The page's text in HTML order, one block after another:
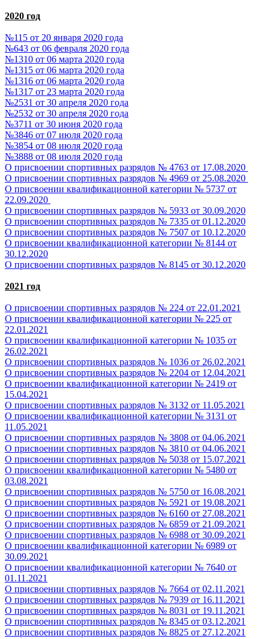
2020 год
№115 от 20 января 2020 года
№643 от 06 февраля 2020 года
№1310 от 06 марта 2020 года
№1315 от 06 марта 2020 года
№1316 от 06 марта 2020 года
№1317 от 23 марта 2020 года
№2531 от 30 апреля 2020 года
№2532 от 30 апреля 2020 года
№3711 от 30 июня 2020 года
№3846 от 07 июля 2020 года
№3854 от 08 июля 2020 года
№3888 от 08 июля 2020 года
О присвоении спортивных разрядов № 4763 от 17.08.2020
О присвоении спортивных разрядов № 4969 от 25.08.2020
О присвоении квалификационной категории № 5737 от
22.09.2020
О присвоении спортивных разрядов № 5933 от 30.09.2020
О присвоении спортивных разрядов № 7335 от 01.12.2020
О присвоении спортивных разрядов № 7507 от 10.12.2020
О присвоении квалификационной категории № 8144 от
30.12.2020
О присвоении спортивных разрядов № 8145 от 30.12.2020
2021 год
О присвоении спортивных разрядов № 224 от 22.01.2021
О присвоении квалификационной категории № 225 от
22.01.2021
О присвоении квалификационной категории № 1035 от
26.02.2021
О присвоении спортивных разрядов № 1036 от 26.02.2021
О присвоении спортивных разрядов № 2204 от 12.04.2021
О присвоении квалификационной категории № 2419 от
15.04.2021
О присвоении спортивных разрядов № 3132 от 11.05.2021
О присвоении квалификационной категории № 3131 от
11.05.2021
О присвоении спортивных разрядов № 3808 от 04.06.2021
О присвоении спортивных разрядов № 3810 от 04.06.2021
О присвоении спортивных разрядов № 5038 от 15.07.2021
О присвоении квалификационной категории № 5480 от
03.08.2021
О присвоении спортивных разрядов № 5750 от 16.08.2021
О присвоении спортивных разрядов № 5921 от 19.08.2021
О присвоении спортивных разрядов № 6160 от 27.08.2021
О присвоении спортивных разрядов № 6859 от 21.09.2021
О присвоении спортивных разрядов № 6988 от 30.09.2021
О присвоении квалификационной категории № 6989 от
30.09.2021
О присвоении квалификационной категории № 7640 от
01.11.2021
О присвоении спортивных разрядов № 7664 от 02.11.2021
О присвоении спортивных разрядов № 7939 от 16.11.2021
О присвоении спортивных разрядов № 8031 от 19.11.2021
О присвоении спортивных разрядов № 8345 от 03.12.2021
О присвоении спортивных разрядов № 8825 от 27.12.2021